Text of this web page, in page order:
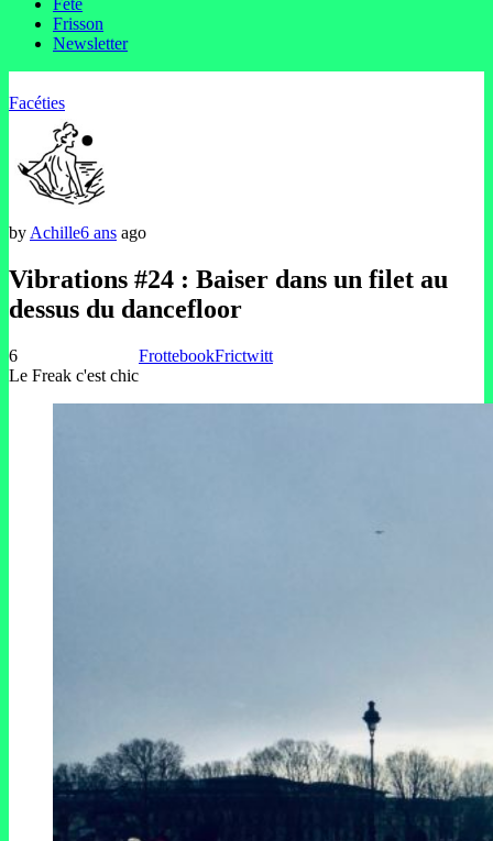
Fête
Frisson
Newsletter
Facéties
by Achille6 ans ago
Vibrations #24 : Baiser dans un filet au
dessus du dancefloor
6
Le Freak c'est chic
FrottebookFrictwitt